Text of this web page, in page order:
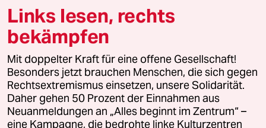
© 2026 taz Verlags und Vertriebs GmbH
Alle Rechte vorbehalten. Bei rechtlichen Fragen oder für Genehmigungen
wenden Sie sich bitte an lizenzen@taz.de
Feedback Redaktionsstatut Kommune-Richtlinien
Links lesen, rechts
bekämpfen
Mit doppelter Kraft für eine offene Gesellschaft!
Besonders jetzt brauchen Menschen, die sich gegen
Rechtsextremismus einsetzen, unsere Solidarität.
Daher gehen 50 Prozent der Einnahmen aus
Neuanmeldungen an „Alles beginnt im Zentrum“ –
eine Kampagne, die bedrohte linke Kulturzentren